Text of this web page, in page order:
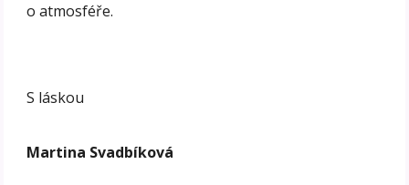
o atmosféře.
S láskou
Martina Svadbíková